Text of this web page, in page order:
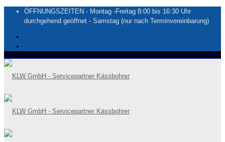
ÖFFNUNGSZEITEN - Montag -Freitag 8:00 bis 16:30 Uhr
durchgehend geöffnet - Samstag (nur nach Terminvereinbarung)